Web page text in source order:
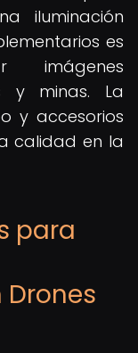
iluminación
es
imágenes
y minas. La
y accesorios
calidad en la
para